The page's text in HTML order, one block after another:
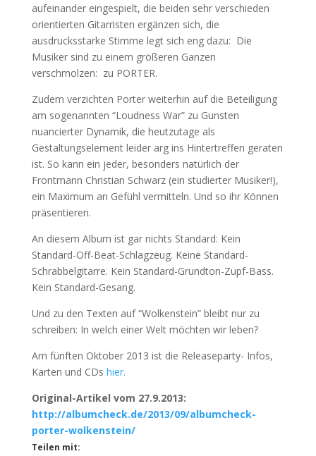
aufeinander eingespielt, die beiden sehr verschieden
orientierten Gitarristen ergänzen sich, die
ausdrucksstarke Stimme legt sich eng dazu: Die
Musiker sind zu einem größeren Ganzen
verschmolzen: zu PORTER.
Zudem verzichten Porter weiterhin auf die Beteiligung
am sogenannten “Loudness War” zu Gunsten
nuancierter Dynamik, die heutzutage als
Gestaltungselement leider arg ins Hintertreffen geraten
ist. So kann ein jeder, besonders natürlich der
Frontmann Christian Schwarz (ein studierter Musiker!),
ein Maximum an Gefühl vermitteln. Und so ihr Können
präsentieren.
An diesem Album ist gar nichts Standard: Kein
Standard-Off-Beat-Schlagzeug. Keine Standard-
Schrabbelgitarre. Kein Standard-Grundton-Zupf-Bass.
Kein Standard-Gesang.
Und zu den Texten auf “Wolkenstein” bleibt nur zu
schreiben: In welch einer Welt möchten wir leben?
Am fünften Oktober 2013 ist die Releaseparty- Infos,
Karten und CDs hier.
Original-Artikel vom 27.9.2013:
http://albumcheck.de/2013/09/albumcheck-
porter-wolkenstein/
Teilen mit: